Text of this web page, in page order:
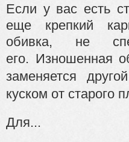
Если у вас есть
еще крепкий
обивка, не
его. Изношенная
заменяется
куском от старого
Для...